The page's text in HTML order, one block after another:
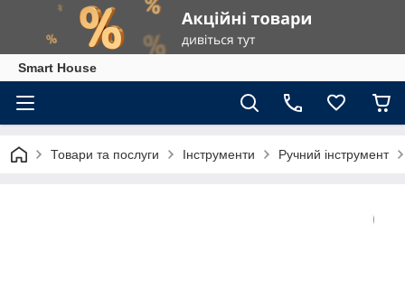
Smart House
Товари та послуги Інструменти Ручний інструмент